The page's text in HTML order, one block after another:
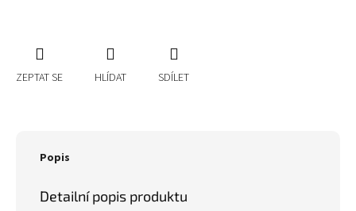
ZEPTAT SE HLÍDAT SDÍLET
Popis
Detailní popis produktu